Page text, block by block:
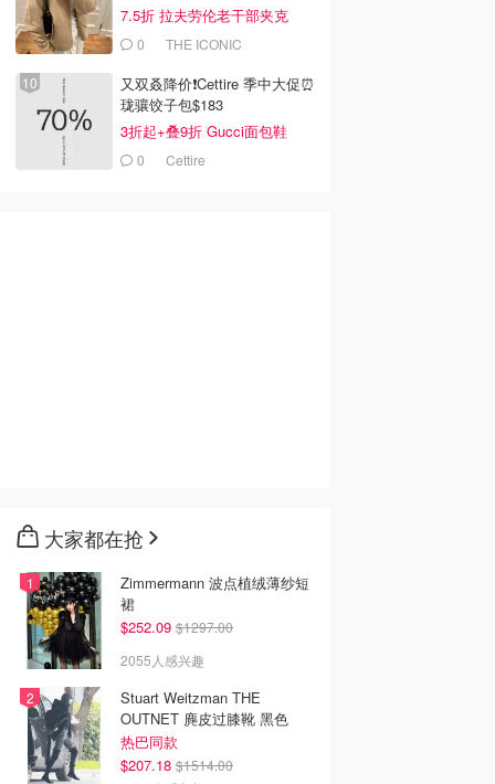
7.5折 拉夫劳伦老干部夹克
$4190 THE ICONIC
又双叒降价❗️Cettire 季中大促⏰
珑骧饺子包$183
3折起+叠9折 Gucci面包鞋
$9910 Cettire
大家都在抢
Zimmermann 波点植绒薄纱短
裙
$252.09 $1297.00
2055人感兴趣
Stuart Weitzman THE
OUTNET 麂皮过膝靴 黑色
热巴同款
$207.18 $1514.00